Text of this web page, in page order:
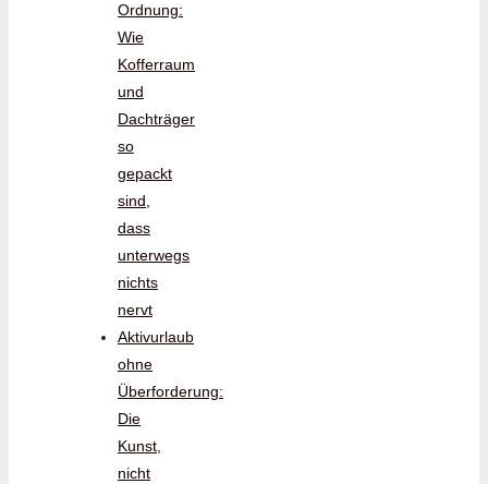
Ordnung:
Wie
Kofferraum
und
Dachträger
so
gepackt
sind,
dass
unterwegs
nichts
nervt
Aktivurlaub
ohne
Überforderung:
Die
Kunst,
nicht